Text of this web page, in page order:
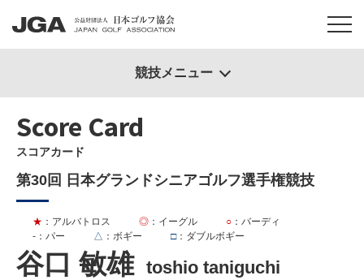
Score Card
スコアカード
第30回 日本グランドシニアゴルフ選手権競技
谷口 敏雄 toshio taniguchi
★ ：アルバトロス ◎ ：イーグル ○ ：バーディ
- ：パー △ ：ボギー □：ダブルボギー
競技メニュー